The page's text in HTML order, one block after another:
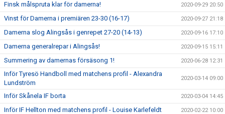
Finsk målspruta klar för damerna! 2020-09-29 20:50
Vinst för Damerna i premiären 23-30 (16-17) 2020-09-27 21:18
Damerna slog Alingsås i genrepet 27-20 (14-13) 2020-09-16 17:10
Damerna generalrepar i Alingsås! 2020-09-15 15:11
Summering av damernas försäsong 1! 2020-06-28 12:31
Inför Tyresö Handboll med matchens profil - Alexandra
Lundström
2020-03-14 09:00
Inför Skånela IF borta 2020-03-04 14:45
Inför IF Hellton med matchens profil - Louise Karlefeldt 2020-02-22 10:00